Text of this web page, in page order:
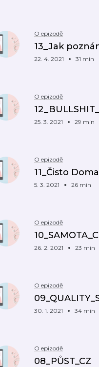
O epizodě
13_Jak
22. 4. 2021 31 min
O epizodě
25. 3. 2021 29 min
O epizodě
11_Čisto
5. 3. 2021 26 min
O epizodě
26. 2. 2021 23 min
O epizodě
30. 1. 2021 34 min
O epizodě
08_PŮST_CZ